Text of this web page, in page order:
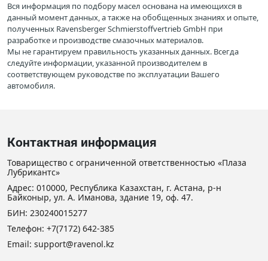
Вся информация по подбору масел основана на имеющихся в
данный момент данных, а также на обобщенных знаниях и опыте,
полученных Ravensberger Schmierstoffvertrieb GmbH при
разработке и производстве смазочных материалов.
Мы не гарантируем правильность указанных данных. Всегда
следуйте информации, указанной производителем в
соответствующем руководстве по эксплуатации Вашего
автомобиля.
Контактная информация
Товарищество с ограниченной ответственностью «Плаза
Лубрикантс»
Адрес: 010000, Республика Казахстан, г. Астана, р-н
Байконыр, ул. А. Иманова, здание 19, оф. 47.
БИН: 230240015277
Телефон: +7(7172) 642-385
Email: support@ravenol.kz